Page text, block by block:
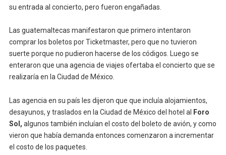
su entrada al concierto, pero fueron engañadas.
Las guatemaltecas manifestaron que primero intentaron
comprar los boletos por Ticketmaster, pero que no tuvieron
suerte porque no pudieron hacerse de los códigos. Luego se
enteraron que una agencia de viajes ofertaba el concierto que se
realizaría en la Ciudad de México.
Las agencia en su país les dijeron que que incluía alojamientos,
desayunos, y traslados en la Ciudad de México del hotel al
Foro
Sol, algunos también incluían el costo del boleto de avión, y como
vieron que había demanda entonces comenzaron a incrementar
el costo de los paquetes.